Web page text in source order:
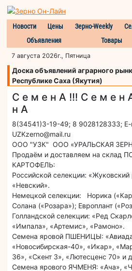
Новости Цены Зерно-Weekly
Объявления
Товары
7 августа 2026г., Пятница
Доска объявлений аграрного
Республике Саха (Якутия)
С е м е н А !!! С е м е н
н А
8(34541)3-19-49; 8 9028128333; E-
UZKzerno@mail.ru
ООО "УЗК" ООО «УРАЛЬСКАЯ
Продаём и доставляем на склад
КАРТОФЕЛЬ:
Российской селекции: «Жуковский
«Невский».
Немецкой селекции: Норика
Солана («Розара»); Европлант
Голландской селекции: «Ред
«Импала», «Артемис», «Рамоно».
Семена яровой ПШЕНИЦЫ:
«Новосибирская-40», «Икар»,
36», «Скент 3», «Лютесценс 70» и
Семена ярового ЯЧМЕНЯ: «Ача»,